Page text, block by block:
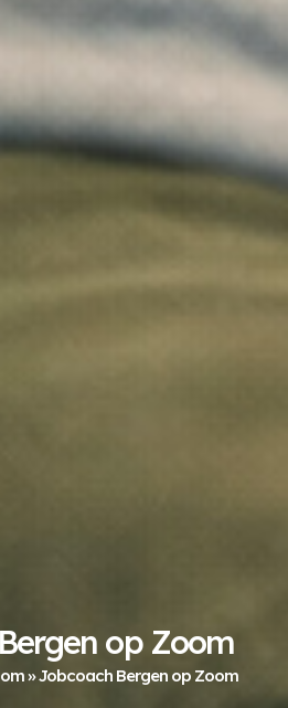
op Zoom
»Jobcoach Bergen op Zoom